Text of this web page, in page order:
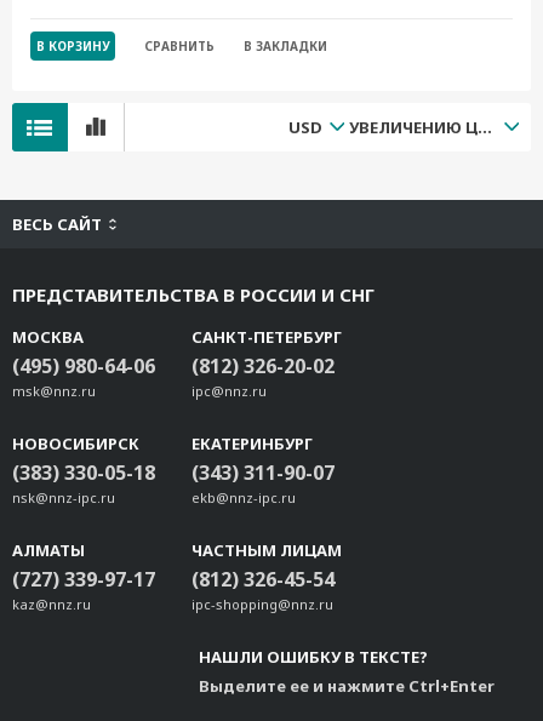
В КОРЗИНУ СРАВНИТЬ В ЗАКЛАДКИ
USD УВЕЛИЧЕНИЮ ЦЕНЫ
ВЕСЬ САЙТ
ПРЕДСТАВИТЕЛЬСТВА В РОССИИ И СНГ
МОСКВА
(495) 980-64-06
msk@nnz.ru
САНКТ-ПЕТЕРБУРГ
(812) 326-20-02
ipc@nnz.ru
НОВОСИБИРСК
(383) 330-05-18
nsk@nnz-ipc.ru
ЕКАТЕРИНБУРГ
(343) 311-90-07
ekb@nnz-ipc.ru
АЛМАТЫ
(727) 339-97-17
kaz@nnz.ru
ЧАСТНЫМ ЛИЦАМ
(812) 326-45-54
ipc-shopping@nnz.ru
НАШЛИ ОШИБКУ В ТЕКСТЕ?
Выделите ее и нажмите Ctrl+Enter